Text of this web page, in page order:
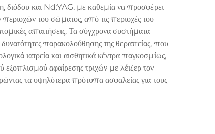
διόδου και Nd:YAG, με καθεμία να προσφέρει
του σώματος, από τις περιοχές του
απαιτήσεις. Τα σύγχρονα συστήματα
παρακολούθησης της θεραπείας, που
ιατρεία και αισθητικά κέντρα παγκοσμίως,
εξοπλισμού αφαίρεσης τριχών με λέιζερ τον
τα υψηλότερα πρότυπα ασφαλείας για τους